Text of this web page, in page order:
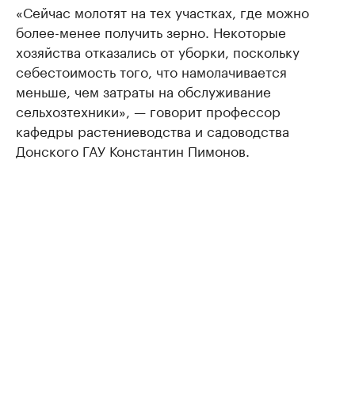
«Сейчас молотят на тех участках, где можно
более-менее получить зерно. Некоторые
хозяйства отказались от уборки, поскольку
себестоимость того, что намолачивается
меньше, чем затраты на обслуживание
сельхозтехники», — говорит профессор
кафедры растениеводства и садоводства
Донского ГАУ Константин Пимонов.